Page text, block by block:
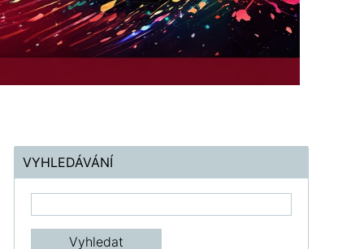
VYHLEDÁVÁNÍ